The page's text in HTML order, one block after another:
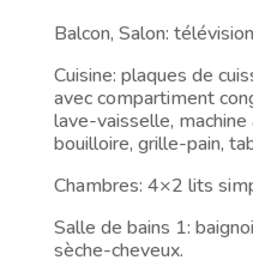
Balcon, Salon:
Cuisine: plaques de
avec compartiment
lave-vaisselle,
bouilloire, grille-pain,
Chambres: 4×2 lits
Salle de bains 1:
sèche-cheveux.